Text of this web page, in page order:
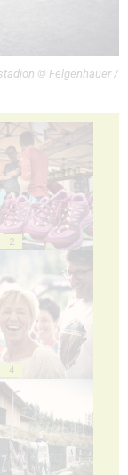
© Felgenhauer /
2
4